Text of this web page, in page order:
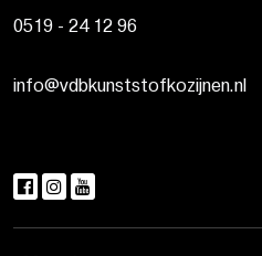
0519 - 24 12 96
info@vdbkunststofkozijnen.nl